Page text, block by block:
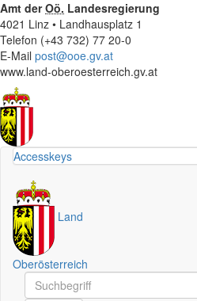
Amt derOö. Landesregierung
4021 Linz • Landhausplatz 1
Telefon (+43 732) 77 20-0
E-Mail post@ooe.gv.at
www.land-oberoesterreich.gv.at
Accesskeys
Land
Oberösterreich
Schnellsuche
Schnellsuche